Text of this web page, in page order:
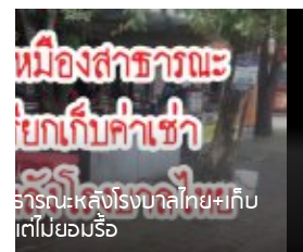
หนุ่มเจียงฮายจ่ม พบถังน้ำดื่
รถเครื่องหลบไม่ทันล้มบาดเจ็บ